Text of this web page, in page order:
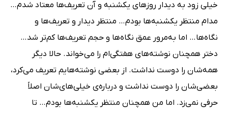
خیلی زود به دیدار روزهای یکشنبه و آن تعریف‌ها معتاد شدم…
مدام منتظر یکشنبه‌ها بودم… منتظر دیدار و تعریف‌ها و
نگاه‌ها… اما به‌مرور عمق نگاه‌ها و حجم تعریف‌ها کم‌تر شد…
دختر همچنان نوشته‌های هفتگی‌ام را می‌خواند. حالا دیگر
همه‌شان را دوست نداشت. از بعضی نوشته‌هایم تعریف می‌کرد،
بعضی‌شان را دوست نداشت و درباره‌ی خیلی‌های‌شان اصلاً
حرفی نمی‌زد. اما من همچنان منتظر یکشنبه‌ها بودم… تا